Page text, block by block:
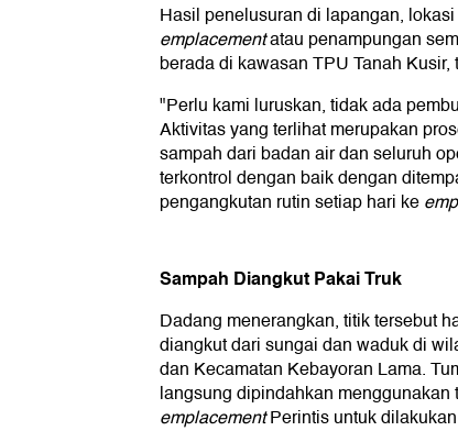
Hasil penelusuran di lapangan,
emplacementatau penampungan
berada di kawasan TPU Tanah
"Perlu kami luruskan, tidak ada
Aktivitas yang terlihat merupakan
sampah dari badan air dan seluruh
terkontrol dengan baik dengan
pengangkutan rutin setiap hari ke
Sampah Diangkut Pakai Truk
Dadang menerangkan, titik tersebut
diangkut dari sungai dan waduk di
dan Kecamatan Kebayoran Lama.
langsung dipindahkan menggunakan
emplacementPerintis untuk